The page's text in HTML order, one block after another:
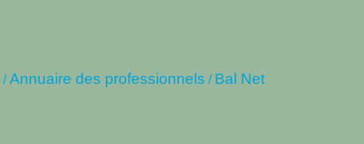
/Annuaire des professionnels / Bal Net